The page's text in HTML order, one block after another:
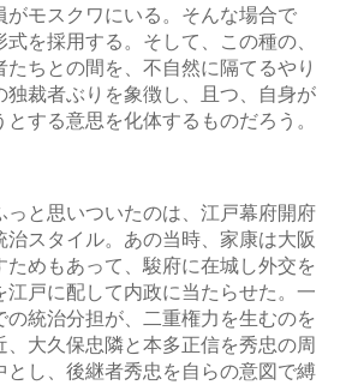
がモスクワにいる。そんな場合で
を採用する。そして、この種の、
たちとの間を、不自然に隔てるやり
独裁者ぶりを象徴し、且つ、自身が
する意思を化体するものだろう。
っと思いついたのは、江戸幕府開府
治スタイル。あの当時、家康は大阪
ためもあって、駿府に在城し外交を
江戸に配して内政に当たらせた。一
の統治分担が、二重権力を生むのを
大久保忠隣と本多正信を秀忠の周
とし、後継者秀忠を自らの意図で縛